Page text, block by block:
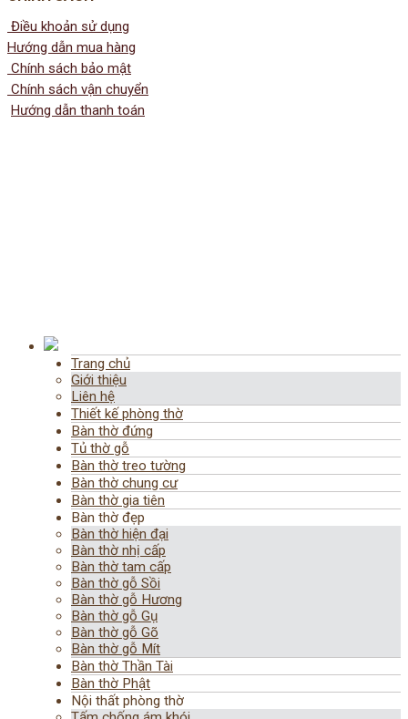
Điều khoản sử dụng
Hướng dẫn mua hàng
Chính sách bảo mật
Chính sách vận chuyển
Hướng dẫn thanh toán
Trang chủ
Giới thiệu
Liên hệ
Thiết kế phòng thờ
Bàn thờ đứng
Tủ thờ gỗ
Bàn thờ treo tường
Bàn thờ chung cư
Bàn thờ gia tiên
Bàn thờ đẹp
Bàn thờ hiện đại
Bàn thờ nhị cấp
Bàn thờ tam cấp
Bàn thờ gỗ Sồi
Bàn thờ gỗ Hương
Bàn thờ gỗ Gụ
Bàn thờ gỗ Gõ
Bàn thờ gỗ Mít
Bàn thờ Thần Tài
Bàn thờ Phật
Nội thất phòng thờ